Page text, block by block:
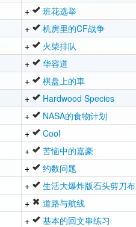
+ 班花选举
+ 机房里的CF战争
+ 火柴排队
+ 华容道
+ 棋盘上的車
+ Hardwood Species
+ NASA的食物计划
+ Cool
+ 苦恼中的嘉豪
+ 约数问题
+ 生活大爆炸版石头剪刀布
+ 道路与航线
+ 基本的回文串练习